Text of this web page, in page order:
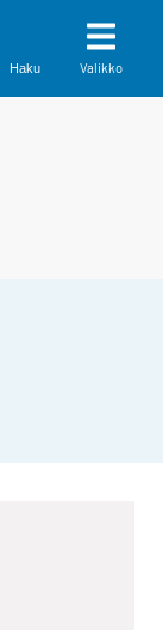
Haku Valikko